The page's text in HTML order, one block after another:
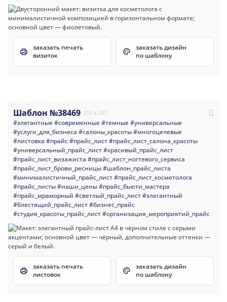
заказать печать
визиток
заказать дизайн
по шаблону
Шаблон №38469 210 x 297
#элегантные #современные #темные #универсальные
#услуги_для_бизнеса #салоны_красоты#многоцелевые
#листовка #прайс#прайс_лист#прайс_лист_салона_красоты
#универсальный_прайс_лист#красивый_прайс_лист
#прайс_лист_визажиста #прайс_лист_ногтевого_сервиса
#прайс_лист_брови_ресницы#шаблон_прайс_листа
#минималистичный_прайс_лист#прайс_лист_косметолога
#прайс_листы#наши_цены#прайс_бьюти_мастера
#прайс_мраморный #светлый_прайс_лист#элегантный
#блестящий_прайс_лист#бизнес_прайс
#студия_красоты_прайс_лист#организация_мероприятий_прайс
заказать печать
листовок
заказать дизайн
по шаблону